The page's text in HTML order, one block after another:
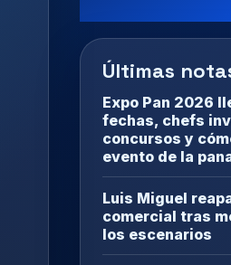
Últimas
Expo Pan 2026
fechas, chefs
concursos y
evento de la
Luis Miguel
comercial tras
los escenarios